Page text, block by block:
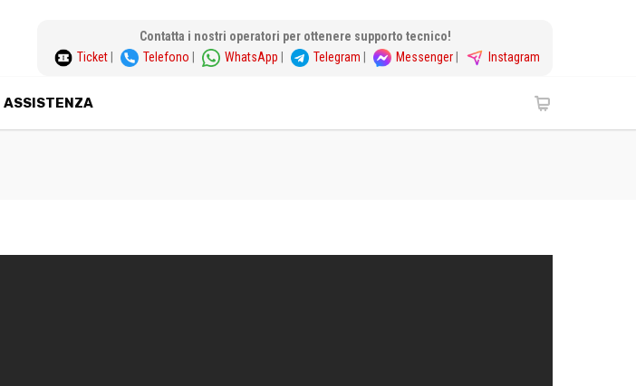
Contatta i nostri operatori per ottenere supporto tecnico!
Ticket
Telefono WhatsApp Telegram Messenger Instagram
ASSISTENZA